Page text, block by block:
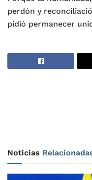
perdón y
pidió permanecer
Noticias